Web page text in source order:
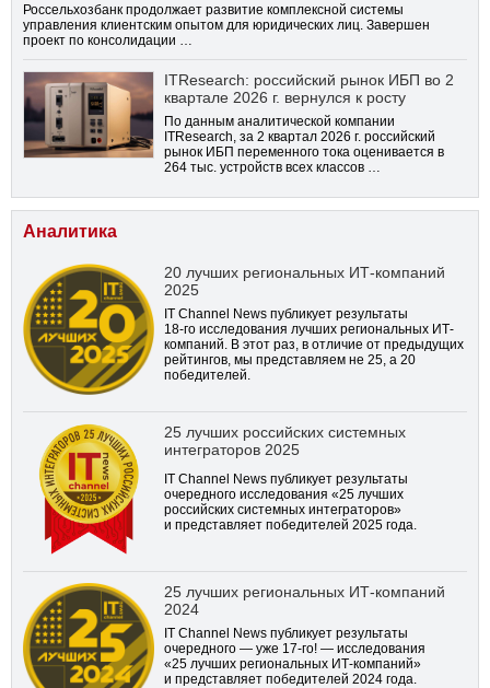
Россельхозбанк продолжает развитие комплексной системы
управления клиентским опытом для юридических лиц. Завершен
проект по консолидации …
ITResearch: российский рынок ИБП во 2
квартале 2026 г. вернулся к росту
По данным аналитической компании
ITResearch, за 2 квартал 2026 г. российский
рынок ИБП переменного тока оценивается в
264 тыс. устройств всех классов …
Аналитика
20 лучших региональных ИТ-компаний
2025
IT Channel News публикует результаты
18-го исследования лучших региональных ИТ-
компаний. В этот раз, в отличие от предыдущих
рейтингов, мы представляем не 25, а 20
победителей.
25 лучших российских системных
интеграторов 2025
IT Channel News публикует результаты
очередного исследования «25 лучших
российских системных интеграторов»
и представляет победителей 2025 года.
25 лучших региональных ИТ-компаний
2024
IT Channel News публикует результаты
очередного — уже 17-го! — исследования
«25 лучших региональных ИТ-компаний»
и представляет победителей 2024 года.